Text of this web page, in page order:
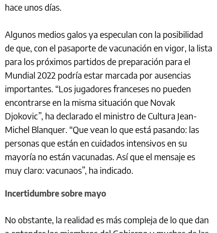
hace unos días.
Algunos medios galos ya especulan con la posibilidad
de que, con el pasaporte de vacunación en vigor, la lista
para los próximos partidos de preparación para el
Mundial 2022 podría estar marcada por ausencias
importantes. “Los jugadores franceses no pueden
encontrarse en la misma situación que Novak
Djokovic”, ha declarado el ministro de Cultura Jean-
Michel Blanquer. “Que vean lo que está pasando: las
personas que están en cuidados intensivos en su
mayoría no están vacunadas. Así que el mensaje es
muy claro: vacunaos”, ha indicado.
Incertidumbre sobre mayo
No obstante, la realidad es más compleja de lo que dan